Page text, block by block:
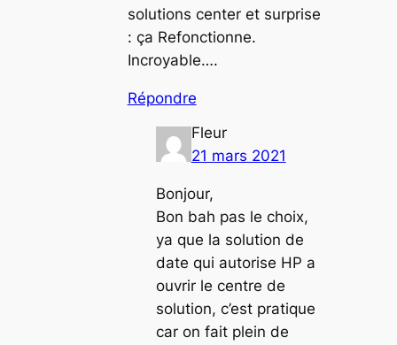
solutions center et surprise
: ça Refonctionne.
Incroyable….
Répondre
Fleur
21 mars 2021
Bonjour,
Bon bah pas le choix,
ya que la solution de
date qui autorise HP a
ouvrir le centre de
solution, c’est pratique
car on fait plein de